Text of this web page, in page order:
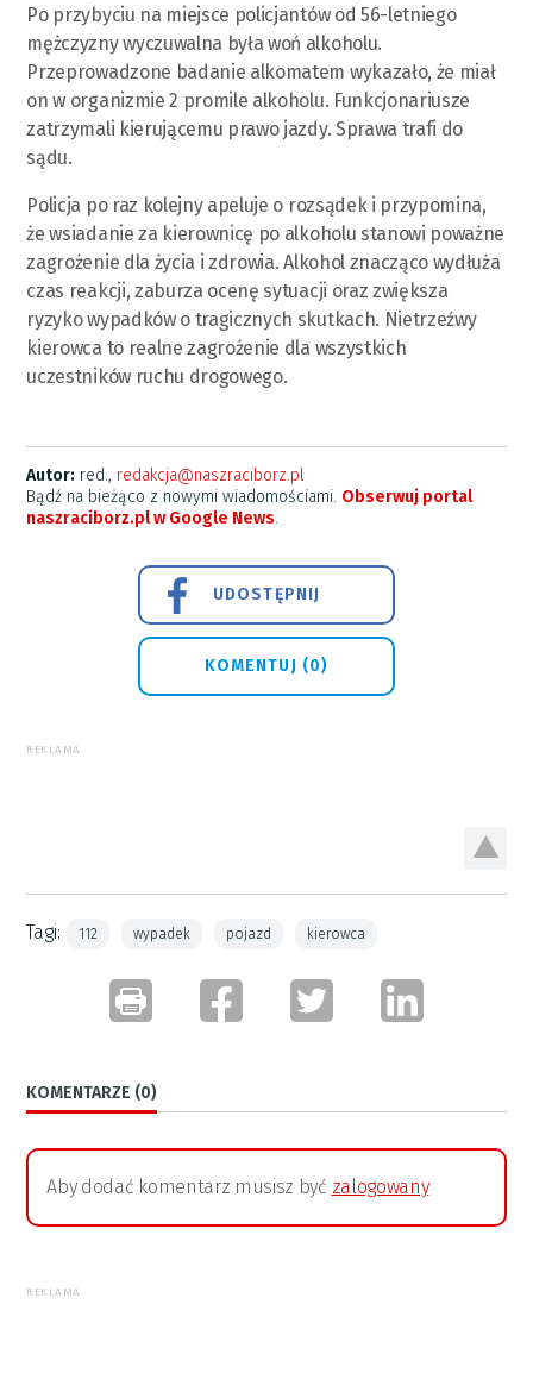
Po przybyciu na miejsce policjantów od 56-letniego
mężczyzny wyczuwalna była woń alkoholu.
Przeprowadzone badanie alkomatem wykazało, że miał
on w organizmie 2 promile alkoholu. Funkcjonariusze
zatrzymali kierującemu prawo jazdy. Sprawa trafi do
sądu.
Policja po raz kolejny apeluje o rozsądek i przypomina,
że wsiadanie za kierownicę po alkoholu stanowi poważne
zagrożenie dla życia i zdrowia. Alkohol znacząco wydłuża
czas reakcji, zaburza ocenę sytuacji oraz zwiększa
ryzyko wypadków o tragicznych skutkach. Nietrzeźwy
kierowca to realne zagrożenie dla wszystkich
uczestników ruchu drogowego.
Autor: red., redakcja@naszraciborz.pl
Bądź na bieżąco z nowymi wiadomościami. Obserwuj portal
naszraciborz.pl w Google News.
UDOSTĘPNIJ
KOMENTUJ (0)
REKLAMA
Tagi: 112 wypadek pojazd kierowca
KOMENTARZE (0)
Aby dodać komentarz musisz być zalogowany
REKLAMA